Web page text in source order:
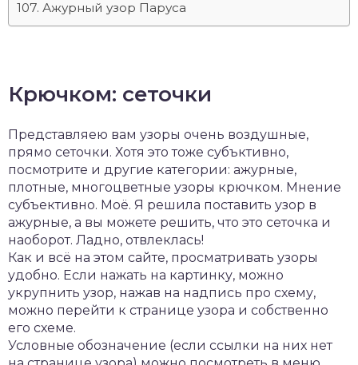
Ажурный узор Паруса
Крючком: сеточки
Представляею вам узоры очень воздушные,
прямо сеточки. Хотя это тоже субъктивно,
посмотрите и другие категории: ажурные,
плотные, многоцветные узоры крючком. Мнение
субъективно. Моё. Я решила поставить узор в
ажурные, а вы можете решить, что это сеточка и
наоборот. Ладно, отвлеклась!
Как и всё на этом сайте, просматривать узоры
удобно. Если нажать на картинку, можно
укрупнить узор, нажав на надпись про схему,
можно перейти к странице узора и собственно
его схеме.
Условные обозначение (если ссылки на них нет